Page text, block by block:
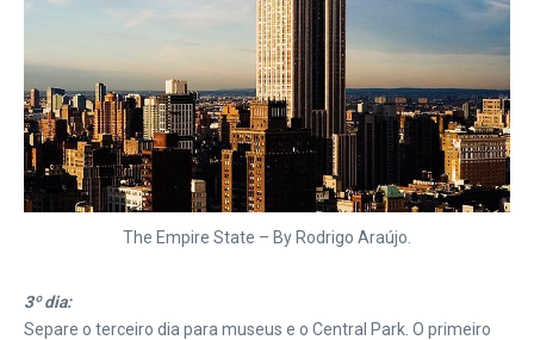
The Empire State – By Rodrigo Araújo.
3º dia:
Separe o terceiro dia para museus e o Central Park. O primeiro